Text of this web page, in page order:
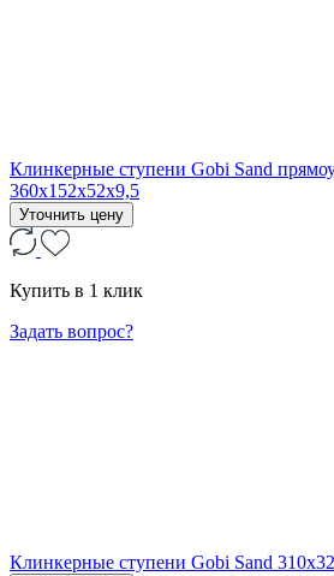
Клинкерные ступени Gobi Sand
360x152x52x9,5
Уточнить цену
Купить в 1 клик
Задать вопрос?
Клинкерные ступени Gobi Sand